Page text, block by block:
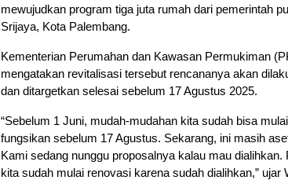
mewujudkan program tiga juta rumah dari pemerintah
Srijaya, Kota Palembang.
Kementerian Perumahan dan Kawasan Permukiman
mengatakan revitalisasi tersebut rencananya akan
dan ditargetkan selesai sebelum 17 Agustus 2025.
“Sebelum 1 Juni, mudah-mudahan kita sudah bisa
fungsikan sebelum 17 Agustus. Sekarang, ini masih
Kami sedang nunggu proposalnya kalau mau
kita sudah mulai renovasi karena sudah dialihkan,” ujar